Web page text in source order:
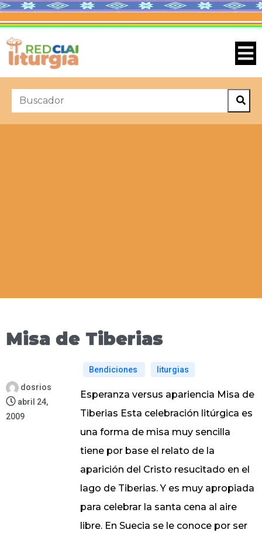
Misa de Tiberias
dosrios
abril 24,
2009
Bendiciones liturgias
Esperanza versus apariencia Misa de
Tiberias Esta celebración litúrgica es
una forma de misa muy sencilla
tiene por base el relato de la
aparición del Cristo resucitado en el
lago de Tiberias. Y es muy apropiada
para celebrar la santa cena al aire
libre. En Suecia se le conoce por ser